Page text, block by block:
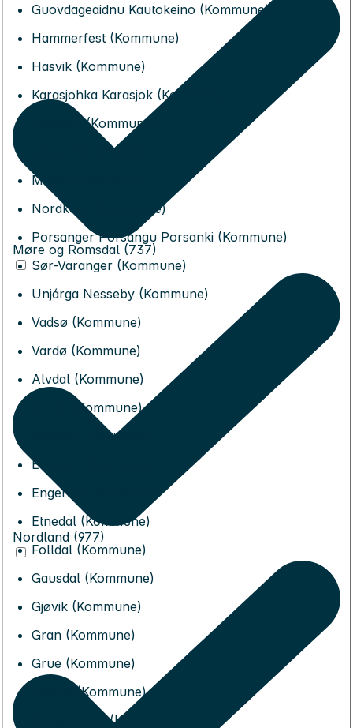
Guovdageaidnu Kautokeino (Kommune)
Hammerfest (Kommune)
Hasvik (Kommune)
Karasjohka Karasjok (Kommune)
Lebesby (Kommune)
Loppa (Kommune)
Måsøy (Kommune)
Nordkapp (Kommune)
Porsanger Porsángu Porsanki (Kommune)
Sør-Varanger (Kommune)
Unjárga Nesseby (Kommune)
Vadsø (Kommune)
Vardø (Kommune)
Alvdal (Kommune)
Dovre (Kommune)
Eidskog (Kommune)
Elverum (Kommune)
Engerdal (Kommune)
Etnedal (Kommune)
Folldal (Kommune)
Gausdal (Kommune)
Gjøvik (Kommune)
Gran (Kommune)
Grue (Kommune)
Hamar (Kommune)
Kongsvinger (Kommune)
Møre og Romsdal (737)
Nordland (977)